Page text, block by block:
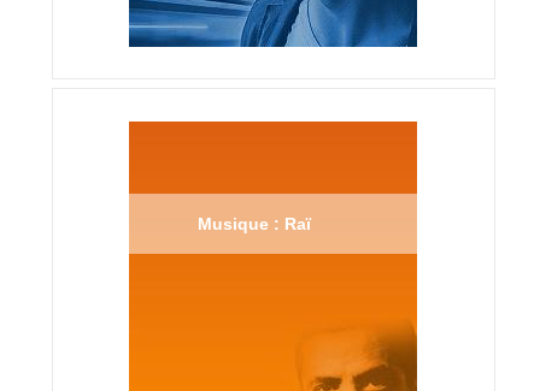
Musique : Raï